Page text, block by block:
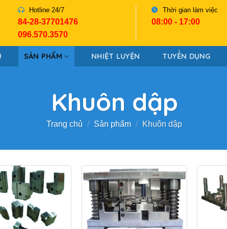
Hotline 24/7
84-28-37701476
096.570.3570
Thời gian làm việc
08:00 - 17:00
SẢN PHẨM NHIỆT LUYỆN TUYỂN DỤNG
Khuôn dập
Trang chủ / Sản phẩm / Khuôn dập